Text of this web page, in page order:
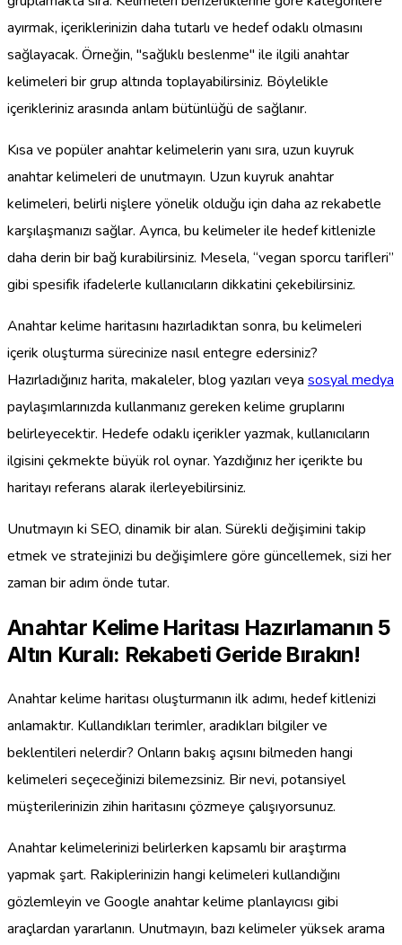
ayırmak, içeriklerinizin daha tutarlı ve hedef odaklı olmasını
sağlayacak. Örneğin, "sağlıklı beslenme" ile ilgili anahtar
kelimeleri bir grup altında toplayabilirsiniz. Böylelikle
içerikleriniz arasında anlam bütünlüğü de sağlanır.
Kısa ve popüler anahtar kelimelerin yanı sıra, uzun kuyruk
anahtar kelimeleri de unutmayın. Uzun kuyruk anahtar
kelimeleri, belirli nişlere yönelik olduğu için daha az rekabetle
karşılaşmanızı sağlar. Ayrıca, bu kelimeler ile hedef kitlenizle
daha derin bir bağ kurabilirsiniz. Mesela, “vegan sporcu tarifleri”
gibi spesifik ifadelerle kullanıcıların dikkatini çekebilirsiniz.
Anahtar kelime haritasını hazırladıktan sonra, bu kelimeleri
içerik oluşturma sürecinize nasıl entegre edersiniz?
Hazırladığınız harita, makaleler, blog yazıları veya sosyal medya
paylaşımlarınızda kullanmanız gereken kelime gruplarını
belirleyecektir. Hedefe odaklı içerikler yazmak, kullanıcıların
ilgisini çekmekte büyük rol oynar. Yazdığınız her içerikte bu
haritayı referans alarak ilerleyebilirsiniz.
Unutmayın ki SEO, dinamik bir alan. Sürekli değişimini takip
etmek ve stratejinizi bu değişimlere göre güncellemek, sizi her
zaman bir adım önde tutar.
Anahtar Kelime Haritası Hazırlamanın 5
Altın Kuralı: Rekabeti Geride Bırakın!
Anahtar kelime haritası oluşturmanın ilk adımı, hedef kitlenizi
anlamaktır. Kullandıkları terimler, aradıkları bilgiler ve
beklentileri nelerdir? Onların bakış açısını bilmeden hangi
kelimeleri seçeceğinizi bilemezsiniz. Bir nevi, potansiyel
müşterilerinizin zihin haritasını çözmeye çalışıyorsunuz.
Anahtar kelimelerinizi belirlerken kapsamlı bir araştırma
yapmak şart. Rakiplerinizin hangi kelimeleri kullandığını
gözlemleyin ve Google anahtar kelime planlayıcısı gibi
araçlardan yararlanın. Unutmayın, bazı kelimeler yüksek arama